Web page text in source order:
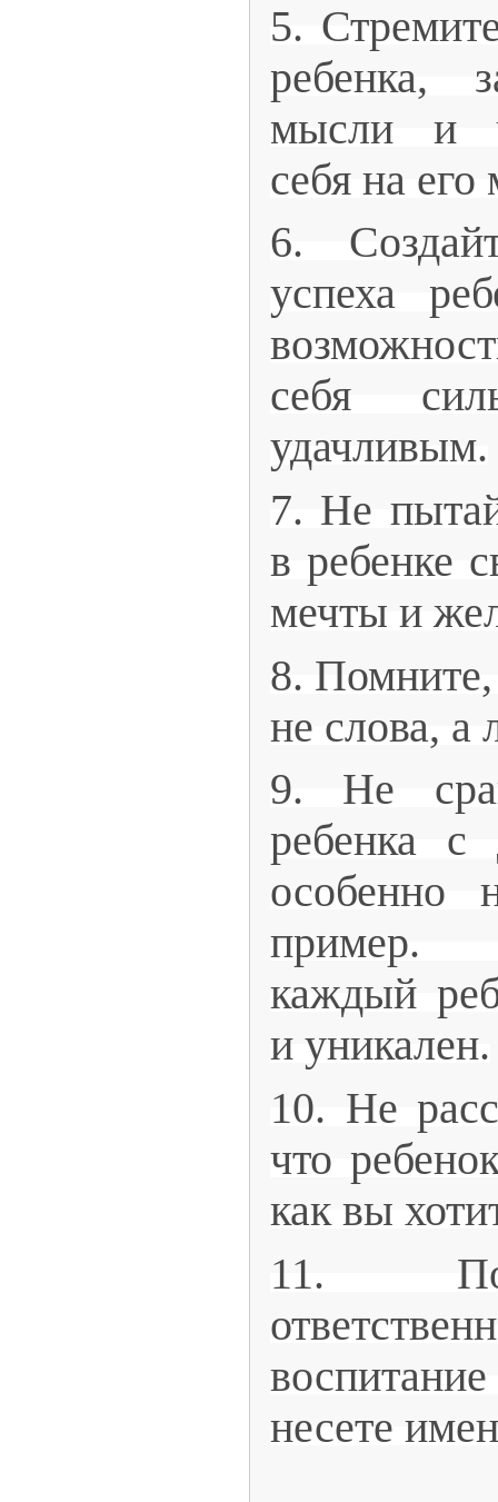
5.
ребенка,
мысли и
себя на его
6.
успеха
себя
удачливым.
7. Не
в ребенке
мечты и
8.
не слова,
9. Не
ребенка с
особенно
пример.
каждый
и уникален.
10. Не
что
как вы
11.
несете